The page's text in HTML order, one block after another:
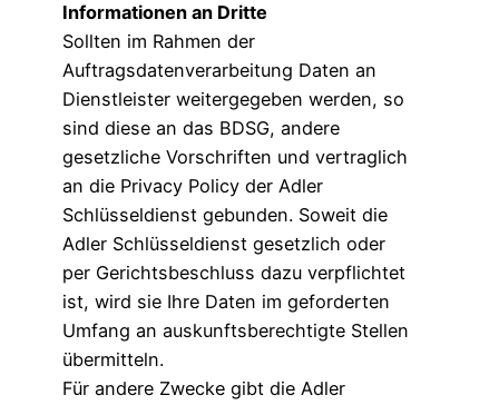
Informationen an Dritte
Sollten im Rahmen der
Auftragsdatenverarbeitung Daten an
Dienstleister weitergegeben werden, so
sind diese an das BDSG, andere
gesetzliche Vorschriften und vertraglich
an die Privacy Policy der Adler
Schlüsseldienst gebunden. Soweit die
Adler Schlüsseldienst gesetzlich oder
per Gerichtsbeschluss dazu verpflichtet
ist, wird sie Ihre Daten im geforderten
Umfang an auskunftsberechtigte Stellen
übermitteln.
Für andere Zwecke gibt die Adler